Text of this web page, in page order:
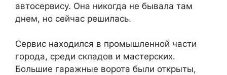
автосервису. Она никогда не бывала там
днем, но сейчас решилась.
Сервис находился в промышленной части
города, среди складов и мастерских.
Большие гаражные ворота были открыты,